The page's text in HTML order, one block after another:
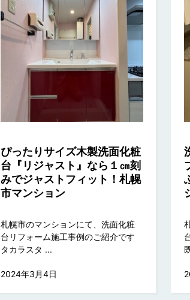
ぴったりサイズ木製洗面化粧
台『リジャスト』なら１㎝刻
みでジャストフィット！札幌
市マンション
札幌市のマンションにて、洗面化粧
台リフォーム施工事例のご紹介です
タカラスタ ...
2024年3月4日